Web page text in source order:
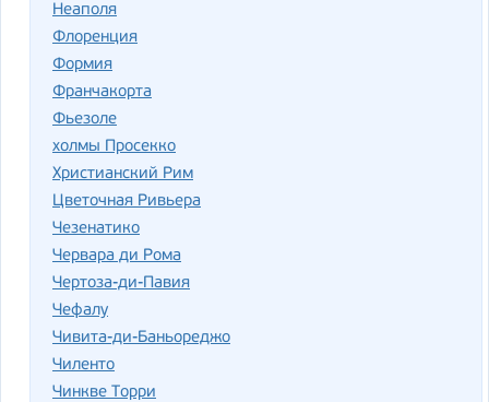
Неаполя
Флоренция
Формия
Франчакорта
Фьезоле
холмы Просекко
Христианский Рим
Цветочная Ривьера
Чезенатико
Червара ди Рома
Чертоза-ди-Павия
Чефалу
Чивита-ди-Баньореджо
Чиленто
Чинкве Торри